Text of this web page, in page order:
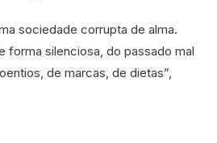
sociedade corrupta de alma.
forma silenciosa, do passado mal
de marcas, de dietas”,